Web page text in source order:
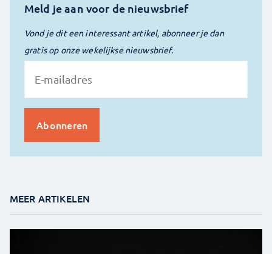
Meld je aan voor de nieuwsbrief
Vond je dit een interessant artikel, abonneer je dan
gratis op onze wekelijkse nieuwsbrief.
MEER ARTIKELEN